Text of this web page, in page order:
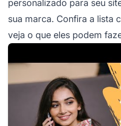
personalizado para seu
sua marca. Confira a lista
veja o que eles podem